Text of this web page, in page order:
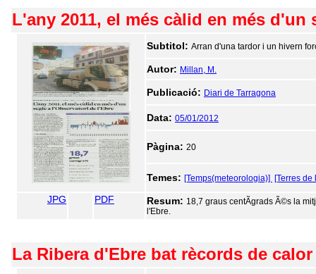
L'any 2011, el més càlid en més
Subtitol: Arran d'una tardor i un hivern
Autor: Millan, M.
Publicació: Diari de Tarragona
Data: 05/01/2012
Pàgina: 20
Temes: [Temps(meteorologia)] [Terres de
JPG PDF Resum: 18,7 graus centÃ­grads Ã©s la
l'Ebre.
La Ribera d'Ebre bat rècords de